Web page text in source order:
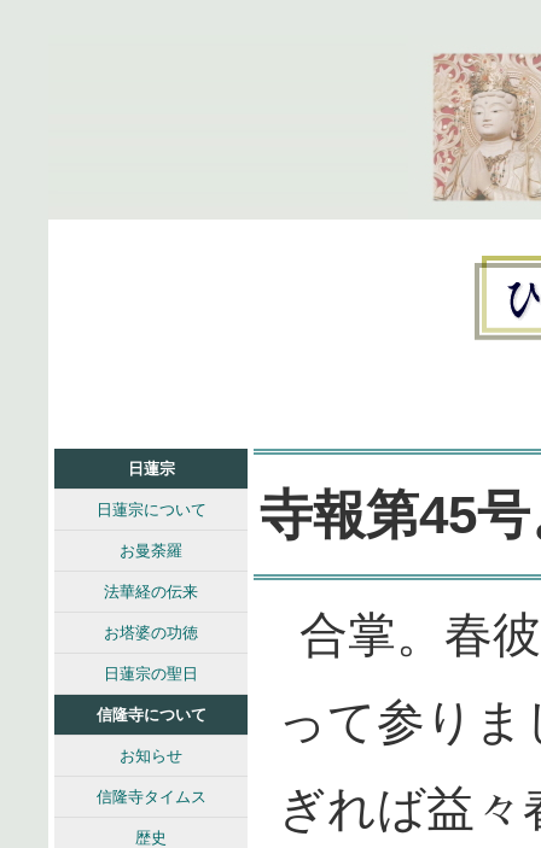
日蓮宗
日蓮宗について
お曼荼羅
法華経の伝来
お塔婆の功徳
日蓮宗の聖日
信隆寺について
お知らせ
信隆寺タイムス
歴史
寺報第45
合掌。春
って参り
ぎれば益